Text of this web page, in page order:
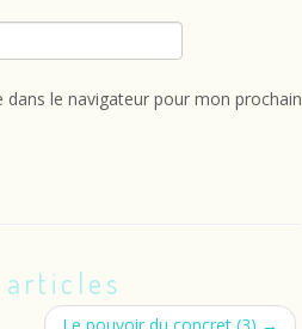
le navigateur pour mon prochain